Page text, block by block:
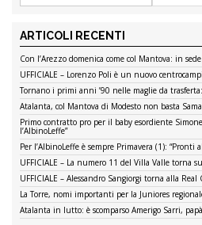
ARTICOLI RECENTI
Con l’Arezzo domenica come col Mantova: in
UFFICIALE – Lorenzo Poli è un nuovo
Tornano i primi anni ’90 nelle maglie da
Atalanta, col Mantova di Modesto non basta
Primo contratto pro per il baby esordiente
l’AlbinoLeffe”
Per l’AlbinoLeffe è sempre Primavera (1):
UFFICIALE – La numero 11 del Villa Valle torna
UFFICIALE – Alessandro Sangiorgi torna alla Real
La Torre, nomi importanti per la Juniores
Atalanta in lutto: è scomparso Amerigo Sarri,